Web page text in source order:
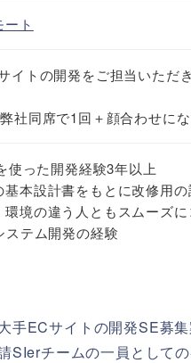
ート
イトの開発をご担当いただき
社同席で1回＋顔合わせにな
使った開発経験3年以上
基本設計書をもとに改修用
環境の違う人ともスムーズ
ステム開発の経験
手ECサイトの開発SE募集
SIerチームの一員として